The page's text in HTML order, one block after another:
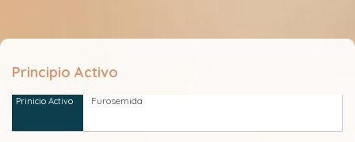
Principio Activo
Furosemida